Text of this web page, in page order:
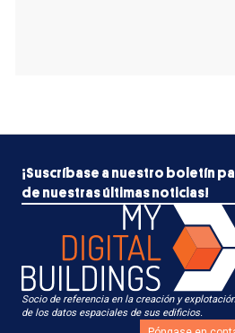
¡Suscríbase a nuestro boletín
de nuestras últimas noticias!
Socio de referencia en la creación y explotación
de los datos espaciales de sus edificios.